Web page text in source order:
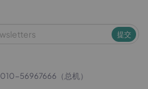
提交
010-56967666（总机）